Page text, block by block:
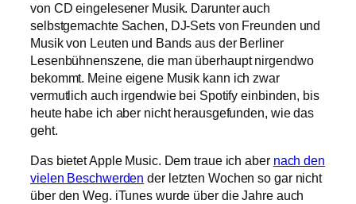
von CD eingelesener Musik. Darunter auch
selbstgemachte Sachen, DJ-Sets von Freunden und
Musik von Leuten und Bands aus der Berliner
Lesenbühnenszene, die man überhaupt nirgendwo
bekommt. Meine eigene Musik kann ich zwar
vermutlich auch irgendwie bei Spotify einbinden, bis
heute habe ich aber nicht herausgefunden, wie das
geht.
Das bietet Apple Music. Dem traue ich aber nach den
vielen Beschwerden der letzten Wochen so gar nicht
über den Weg. iTunes wurde über die Jahre auch